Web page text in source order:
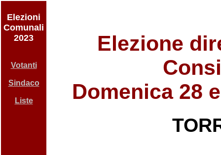
Elezioni
Comunali
2023
Votanti
Sindaco
Liste
Elezione
Domenica 28